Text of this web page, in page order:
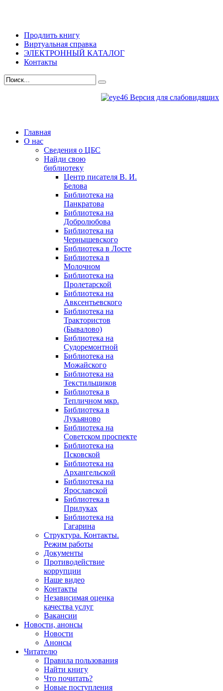
Продлить книгу
Виртуальная справка
ЭЛЕКТРОННЫЙ КАТАЛОГ
Контакты
Версия для слабовидящих
Главная
О нас
Сведения о ЦБС
Найди свою
библиотеку
Центр писателя В. И.
Белова
Библиотека на
Панкратова
Библиотека на
Добролюбова
Библиотека на
Чернышевского
Библиотека в Лосте
Библиотека в
Молочном
Библиотека на
Пролетарской
Библиотека на
Авксентьевского
Библиотека на
Трактористов
(Бывалово)
Библиотека на
Судоремонтной
Библиотека на
Можайского
Библиотека на
Текстильщиков
Библиотека в
Тепличном мкр.
Библиотека в
Лукьяново
Библиотека на
Советском проспекте
Библиотека на
Псковской
Библиотека на
Архангельской
Библиотека на
Ярославской
Библиотека в
Прилуках
Библиотека на
Гагарина
Структура. Контакты.
Режим работы
Документы
Противодействие
коррупции
Наше видео
Контакты
Независимая оценка
качества услуг
Вакансии
Новости, анонсы
Новости
Анонсы
Читателю
Правила пользования
Найти книгу
Что почитать?
Новые поступления